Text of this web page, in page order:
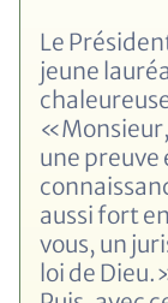
Le
jeune
«Monsieur,
une preuve
aussi fort
vous, un
loi de